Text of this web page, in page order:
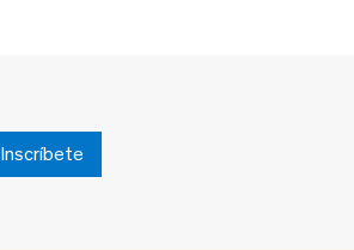
Inscríbete